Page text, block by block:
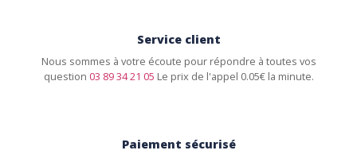
Service client
Nous sommes à votre écoute pour répondre à toutes vos
question 03 89 34 21 05 Le prix de l'appel 0.05€ la minute.
Paiement sécurisé